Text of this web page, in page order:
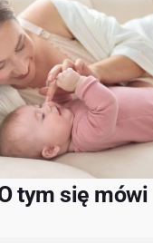
tym się mówi